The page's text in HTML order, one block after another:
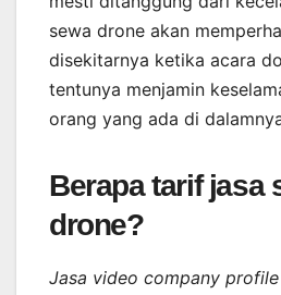
sewa drone akan
disekitarnya ketika acara
tentunya menjamin
orang yang ada di
Berapa tarif jasa
drone?
Jasa video company